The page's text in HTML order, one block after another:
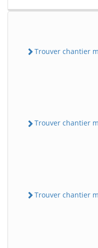
Trouver chantier
Trouver chantier
Trouver chantier